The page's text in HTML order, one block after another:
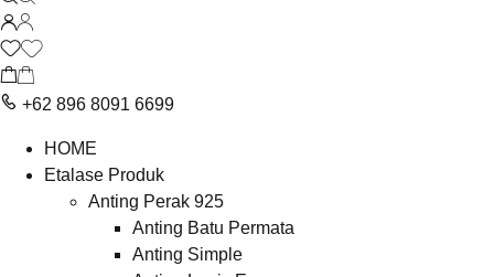
+62 896 8091 6699
HOME
Etalase Produk
Anting Perak 925
Anting Batu Permata
Anting Simple